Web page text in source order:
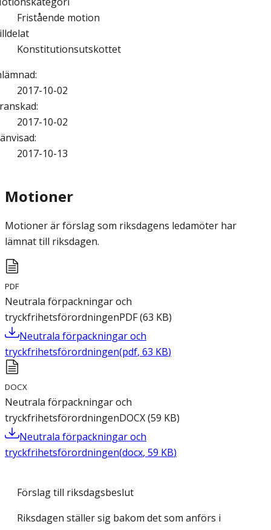
Fristående motion
Konstitutionsutskottet
:
2017-10-02
:
2017-10-02
:
2017-10-13
Motioner
Motioner är förslag som riksdagens ledamöter har
lämnat till riksdagen.
PDF
Neutrala förpackningar och
tryckfrihetsförordningenPDF(63 KB)
Neutrala förpackningar och
tryckfrihetsförordningen(pdf, 63 KB)
DOCX
Neutrala förpackningar och
tryckfrihetsförordningenDOCX(59 KB)
Neutrala förpackningar och
tryckfrihetsförordningen(docx, 59 KB)
Förslag till riksdagsbeslut
Riksdagen ställer sig bakom det som anförs i